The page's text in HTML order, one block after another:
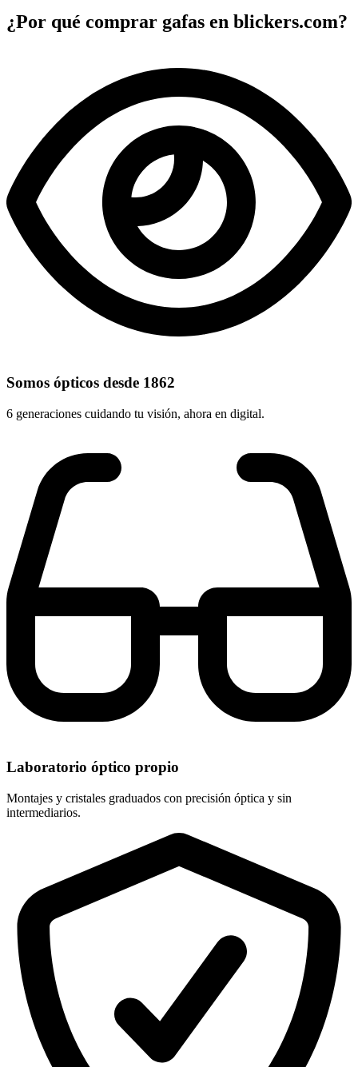
¿Por qué comprar gafas en blickers.com?
Somos ópticos desde 1862
6 generaciones cuidando tu visión, ahora en digital.
Laboratorio óptico propio
Montajes y cristales graduados con precisión óptica y sin
intermediarios.